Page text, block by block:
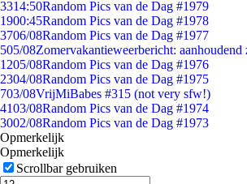
3314:50Random Pics van de Dag #1979
1900:45Random Pics van de Dag #1978
3706/08Random Pics van de Dag #1977
505/08Zomervakantieweerbericht: aanhoudend
1205/08Random Pics van de Dag #1976
2304/08Random Pics van de Dag #1975
703/08VrijMiBabes #315 (not very sfw!)
4103/08Random Pics van de Dag #1974
3002/08Random Pics van de Dag #1973
Opmerkelijk
Opmerkelijk
Scrollbar gebruiken